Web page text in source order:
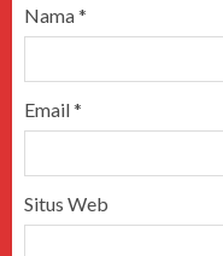
Nama*
Email*
Situs Web